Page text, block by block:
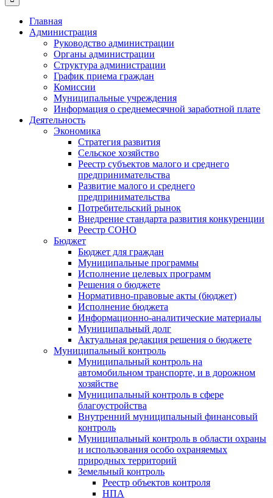
Главная
Администрация
Руководство администрации
Органы администрации
Структура администрации
График приема граждан
Комиссии
Муниципальные учреждения
Информация о среднемесячной заработной плате
Деятельность
Экономика
Стратегия развития
Сельское хозяйство
Реестр субъектов малого и среднего
предпринимательства
Развитие малого и среднего
предпринимательства
Потребительский рынок
Внедрение стандарта развития конкуренции
Реестр СОНО
Бюджет
Бюджет для граждан
Муниципальные программы
Исполнение целевых программ
Решения о бюджете
Нормативно-правовые акты (бюджет)
Исполнение бюджета
Информационно-аналитические материалы
Муниципальный долг
Актуальная редакция решения о бюджете
Муниципальный контроль
Муниципальный контроль на
автомобильном транспорте, и в дорожном
хозяйстве
Муниципальный контроль в сфере
благоустройства
Внутренний муниципальный финансовый
контроль
Муниципальный контроль в области охраны
и использования особо охраняемых
природных территорий
Земельный контроль
Реестр объектов контроля
НПА